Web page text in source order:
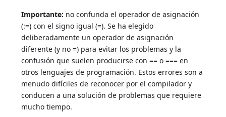
Importante: no confunda el operador de asignación
(:=) con el signo igual (=). Se ha elegido
deliberadamente un operador de asignación
diferente (y no =) para evitar los problemas y la
confusión que suelen producirse con == o === en
otros lenguajes de programación. Estos errores son a
menudo difíciles de reconocer por el compilador y
conducen a una solución de problemas que requiere
mucho tiempo.